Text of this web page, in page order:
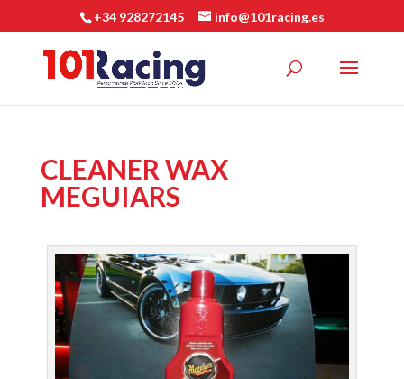
+34 928272145 info@101racing.es
CLEANER WAX
MEGUIARS